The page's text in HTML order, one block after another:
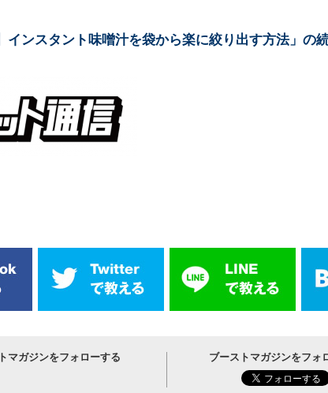
インスタント味噌汁を袋から楽に絞り出す方法」の
マガジンをフォローする ブーストマガジンをフォ